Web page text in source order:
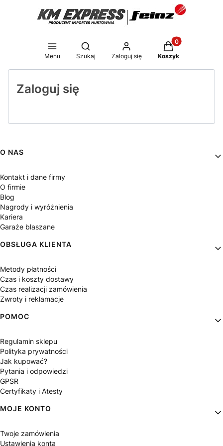
Menu
Otwórz wyszukiwarkę
Szukaj Zaloguj się
Produkty w
Koszyk
Zaloguj się
Linki w stopce
O NAS
Kontakt i dane firmy
O firmie
Blog
Nagrody i wyróżnienia
Kariera
Garaże blaszane
OBSŁUGA KLIENTA
Metody płatności
Czas i koszty dostawy
Czas realizacji zamówienia
Zwroty i reklamacje
POMOC
Regulamin sklepu
Polityka prywatności
Jak kupować?
Pytania i odpowiedzi
GPSR
Certyfikaty i Atesty
MOJE KONTO
Twoje zamówienia
Ustawienia konta